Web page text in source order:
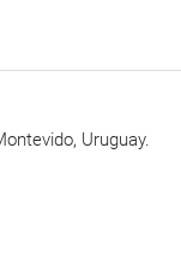
Uruguay.